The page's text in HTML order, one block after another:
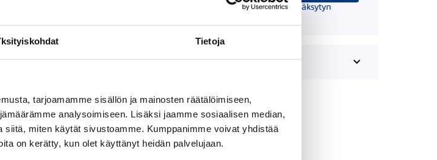
Tietoja
tarjoamamme sisällön ja mainosten räätälöimiseen,
analysoimiseen. Lisäksi jaamme sosiaalisen median,
siitä, miten käytät sivustoamme. Kumppanimme voivat yhdistää
on kerätty, kun olet käyttänyt heidän palvelujaan.
Rahoituslaskelma on suuntaa antava ja edellyttää hyväksytyn
Näytärahoitustiedot